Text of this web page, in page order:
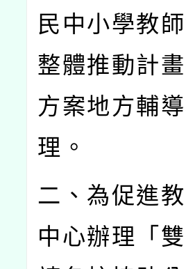
民中小學教
整體推動計畫
方案地方輔
理。
二、為促進
中心辦理「